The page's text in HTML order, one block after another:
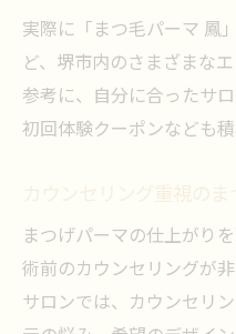
実際に「まつ毛パーマ 鳳
ど、堺市内のさまざまな
参考に、自分に合ったサ
初回体験クーポンなども
カウンセリング重視の
まつげパーマの仕上がり
術前のカウンセリングが
サロンでは、カウンセリ